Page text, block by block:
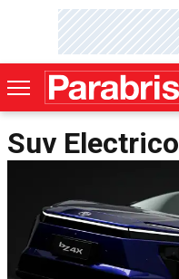
Suv Electrico